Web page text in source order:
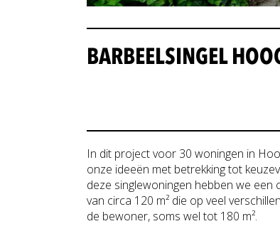
BARBEELSINGEL
In dit project voor 30 woningen in
onze ideeën met betrekking tot
deze singlewoningen hebben we
van circa 120 m² die op veel
de bewoner, soms wel tot 180 m².